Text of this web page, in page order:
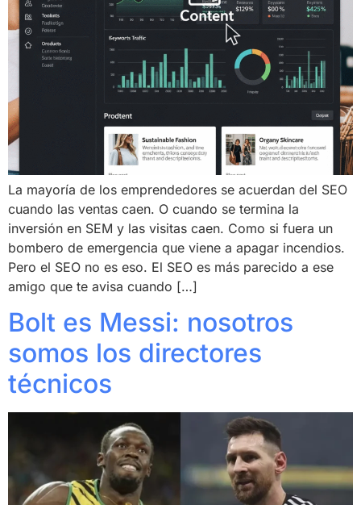
La mayoría de los emprendedores se acuerdan del SEO
cuando las ventas caen. O cuando se termina la
inversión en SEM y las visitas caen. Como si fuera un
bombero de emergencia que viene a apagar incendios.
Pero el SEO no es eso. El SEO es más parecido a ese
amigo que te avisa cuando […]
Bolt es Messi: nosotros
somos los directores
técnicos